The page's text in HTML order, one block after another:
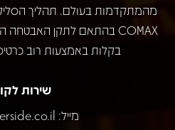
מהמתקדמות בעולם. תהליך
בקלות באמצעות רוב
שירות
מייל: